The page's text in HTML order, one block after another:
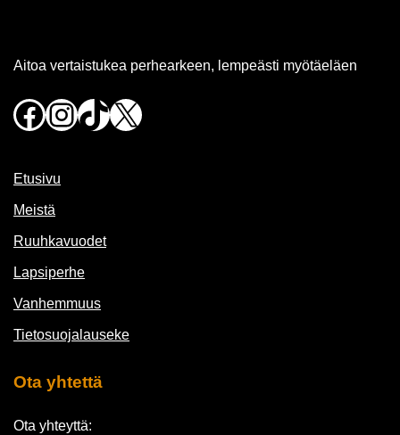
Aitoa vertaistukea perhearkeen, lempeästi myötäeläen
Facebook
Instagram
TikTok
X
Etusivu
Meistä
Ruuhkavuodet
Lapsiperhe
Vanhemmuus
Tietosuojalauseke
Ota yhtettä
Ota yhteyttä: